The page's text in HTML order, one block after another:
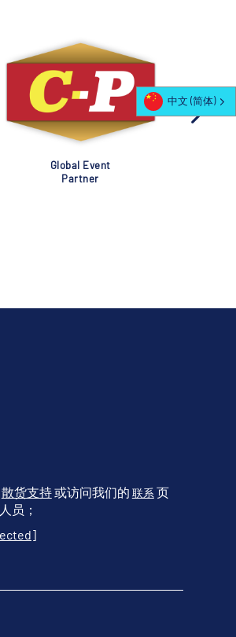
Global Event
Partner
散货支持或访问我们的 联系 页
员；
中文 (简体)